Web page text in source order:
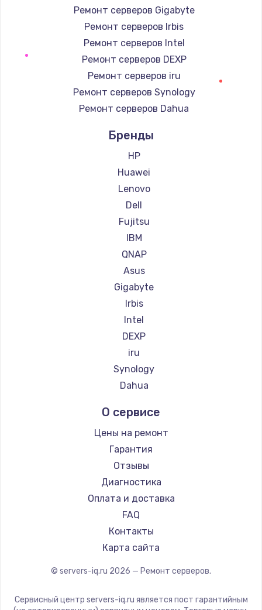
Замена платы сенсора
900 руб.
Заказать
Замена регулятора режимов конфорки
900 руб.
Заказать
Замена сенсорного датчика
1300 руб.
Замена сигнальной лампы
1200 руб.
Замена системной платы
1500 руб.
Заказать
Замена температурного датчика
2500 руб.
Заказать
1300 руб.
Заказать
Техобслуживание
900 руб.
Заказать
Установка / подключение / демонтаж
1300 руб.
Заказать
Прошивка
Ремонт серверов Gigabyte
Ремонт серверов Irbis
Ремонт серверов Intel
Ремонт серверов DEXP
Ремонт серверов iru
Ремонт серверов Synology
Ремонт серверов Dahua
Бренды
HP
Huawei
Lenovo
Dell
Fujitsu
IBM
QNAP
Asus
Gigabyte
Irbis
Intel
DEXP
iru
Synology
Dahua
О сервисе
Цены на ремонт
Гарантия
Отзывы
Диагностика
Оплата и доставка
FAQ
Контакты
Карта сайта
© servers-iq.ru 2026 — Ремонт серверов.
Сервисный центр servers-iq.ru является пост гарантийным